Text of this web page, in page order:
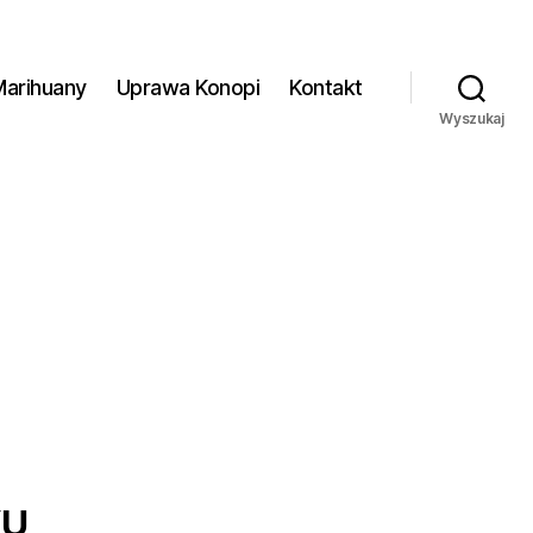
Uprawa Konopi Kontakt
Wyszukaj